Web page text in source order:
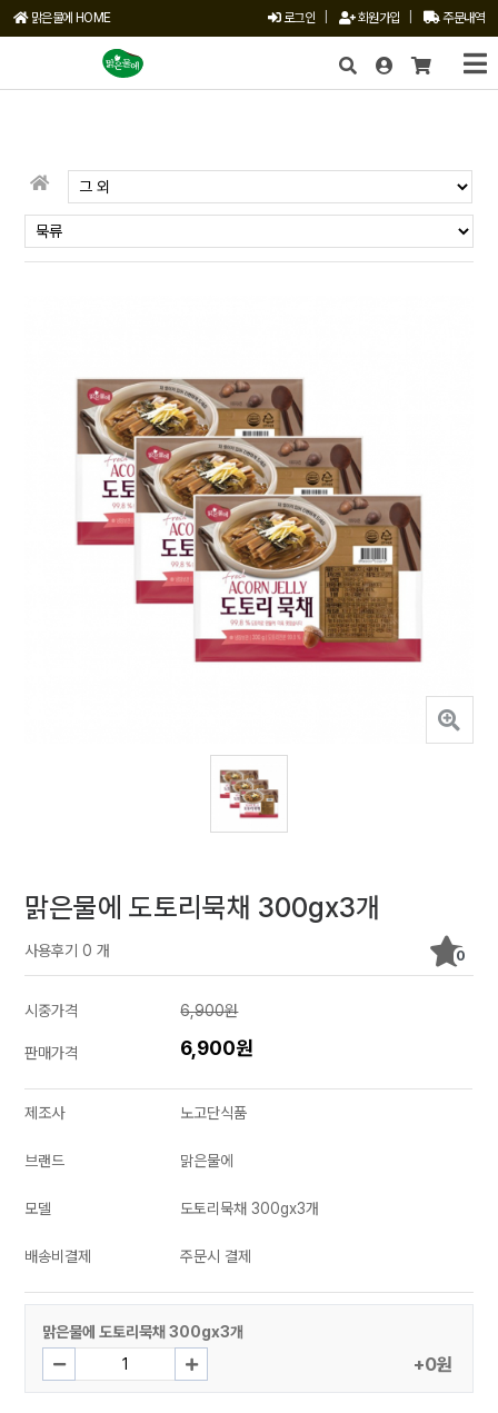
맑은물에 HOME 로그인| 회원가입 주문내역
맑은물에 도토리묵채 300gx3개
사용후기 0 개 0
시중가격 6,900원
판매가격 6,900원
제조사 노고단식품
브랜드 맑은물에
모델 도토리묵채 300gx3개
배송비결제 주문시 결제
맑은물에 도토리묵채 300gx3개
+0원